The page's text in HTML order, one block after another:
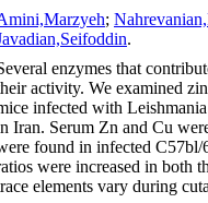
;
.
enzymes that
activity. We examined
infected with
Iran. Serum Zn and Cu
found in infected
were increased in both
elements vary during